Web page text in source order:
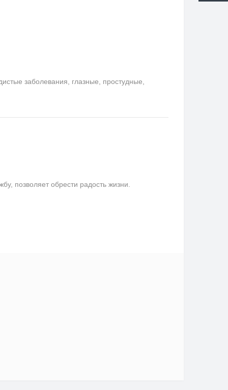
заболевания, глазные, простудные,
позволяет обрести радость жизни.